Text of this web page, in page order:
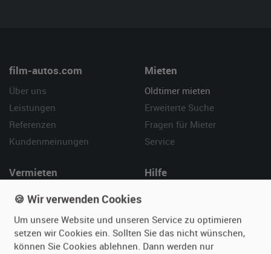
film-autos.com
Über uns
Leistungen
Referenzen
Kundenmeinungen
Mieten
Oldtimer mieten
Erweiterte Suche
Fragen für Mieter
Service
Vermieten
Oldtimer anmelden
Fragen für Vermieter
Inserat verwalten
Hilfe
Kontakt
🍪 Wir verwenden Cookies
Um unsere Website und unseren Service zu optimieren
setzen wir Cookies ein. Sollten Sie das nicht wünschen,
können Sie Cookies ablehnen. Dann werden nur